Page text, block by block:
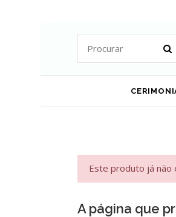
Este produto já não
A página que